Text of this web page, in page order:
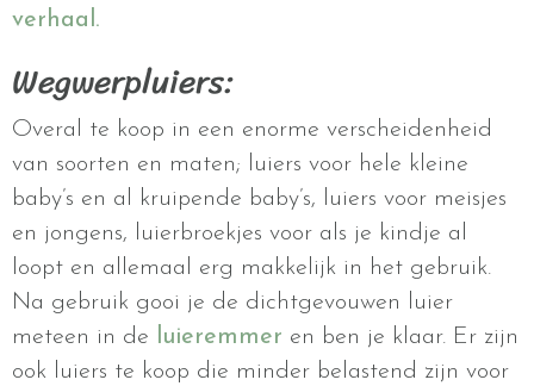
verhaal.
Wegwerpluiers:
Overal te koop in een enorme verscheidenheid
van soorten en maten; luiers voor hele kleine
baby’s en al kruipende baby’s, luiers voor meisjes
en jongens, luierbroekjes voor als je kindje al
loopt en allemaal erg makkelijk in het gebruik.
Na gebruik gooi je de dichtgevouwen luier
meteen in de luieremmer en ben je klaar. Er zijn
ook luiers te koop die minder belastend zijn voor